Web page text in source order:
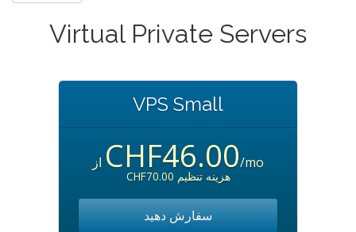
Virtual Private Servers
VPS Small
CHF46.00/mo
CHF70.00 هزینه تنظیم
سفارش دهید